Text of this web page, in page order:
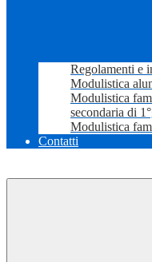
Regolamenti e
Modulistica
Modulistica
secondaria di
Modulistica
Contatti